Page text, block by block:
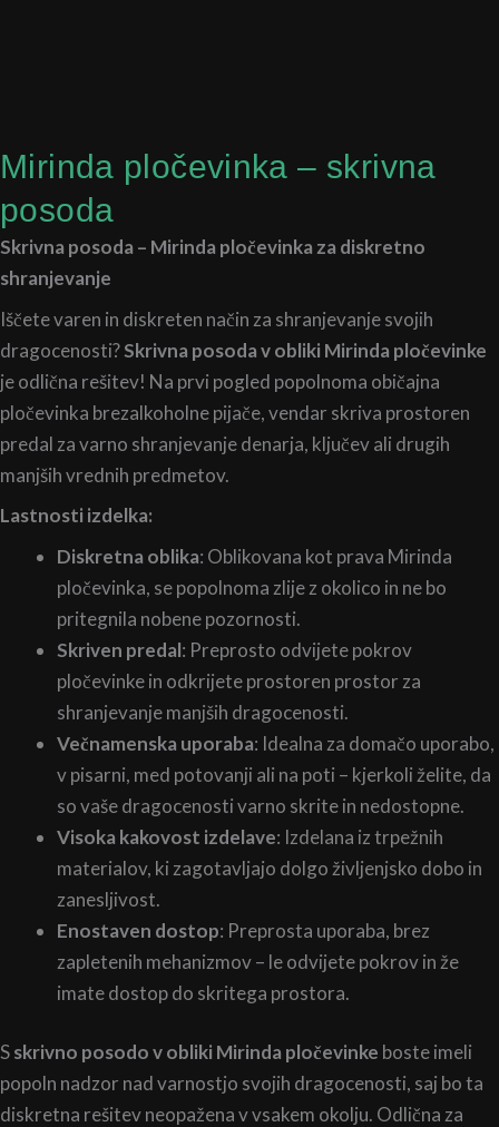
Mirinda pločevinka – skrivna
posoda
Skrivna posoda – Mirinda pločevinka za diskretno
shranjevanje
Iščete varen in diskreten način za shranjevanje svojih
dragocenosti?Skrivna posoda v obliki Mirinda pločevinke
je odlična rešitev! Na prvi pogled popolnoma običajna
pločevinka brezalkoholne pijače, vendar skriva prostoren
predal za varno shranjevanje denarja, ključev ali drugih
manjših vrednih predmetov.
Lastnosti izdelka:
Diskretna oblika: Oblikovana kot prava Mirinda
pločevinka, se popolnoma zlije z okolico in ne bo
pritegnila nobene pozornosti.
Skriven predal: Preprosto odvijete pokrov
pločevinke in odkrijete prostoren prostor za
shranjevanje manjših dragocenosti.
Večnamenska uporaba: Idealna za domačo uporabo,
v pisarni, med potovanji ali na poti – kjerkoli želite, da
so vaše dragocenosti varno skrite in nedostopne.
Visoka kakovost izdelave: Izdelana iz trpežnih
materialov, ki zagotavljajo dolgo življenjsko dobo in
zanesljivost.
Enostaven dostop: Preprosta uporaba, brez
zapletenih mehanizmov – le odvijete pokrov in že
imate dostop do skritega prostora.
Sskrivno posodo v obliki Mirinda pločevinke boste imeli
popoln nadzor nad varnostjo svojih dragocenosti, saj bo ta
diskretna rešitev neopažena v vsakem okolju. Odlična za